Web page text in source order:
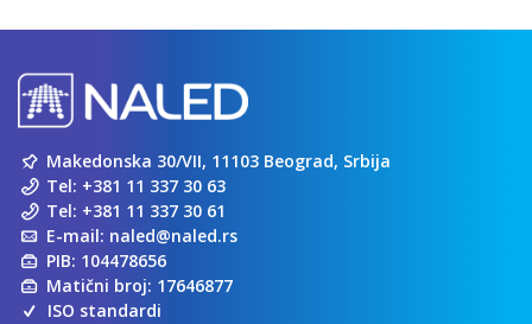
Makedonska 30/VII, 11103 Beograd, Srbija
Tel: +381 11 337 30 63
Tel: +381 11 337 30 61
E-mail: naled@naled.rs
PIB: 104478656
Matični broj: 17646877
ISO standardi